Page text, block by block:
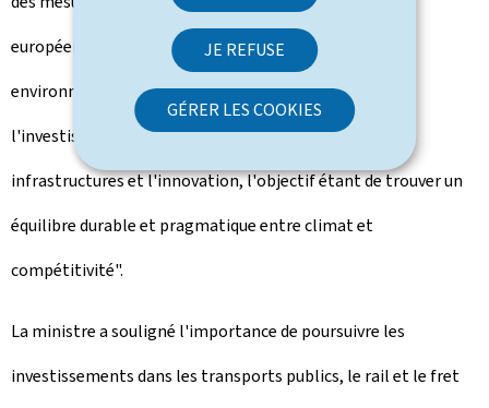
JE REFUSE
GÉRER LES COOKIES
européenne" et a insisté sur "l'importance d'un
environnement stable et prévisible afin d'encourager
l'investissement dans des technologies propres, des
infrastructures et l'innovation, l'objectif étant de trouver un
équilibre durable et pragmatique entre climat et
compétitivité".
La ministre a souligné l'importance de poursuivre les
investissements dans les transports publics, le rail et le fret